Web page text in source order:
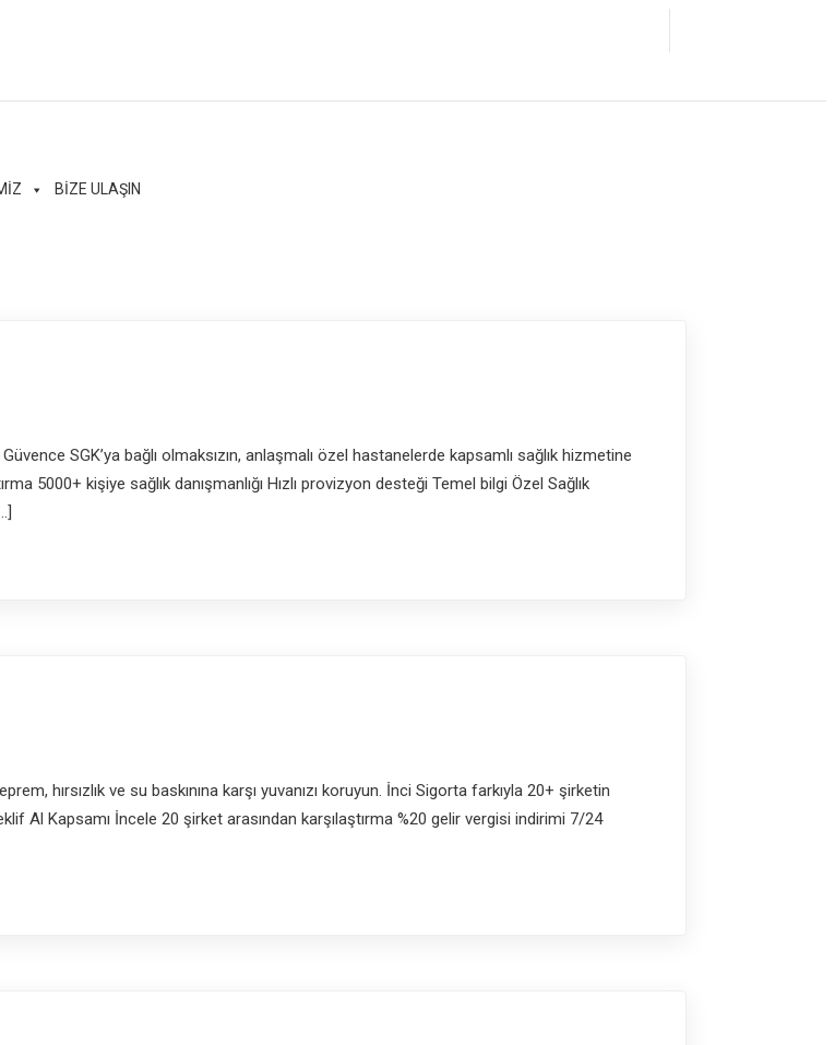
BİZE ULAŞIN
SGK’ya bağlı olmaksızın, anlaşmalı özel hastanelerde kapsamlı sağlık hizmetine
5000+ kişiye sağlık danışmanlığı Hızlı provizyon desteği Temel bilgi Özel Sağlık
hırsızlık ve su baskınına karşı yuvanızı koruyun. İnci Sigorta farkıyla 20+ şirketin
Al Kapsamı İncele 20 şirket arasından karşılaştırma %20 gelir vergisi indirimi 7/24